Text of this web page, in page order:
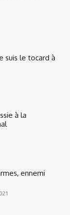
suis le tocard à
à la
ennemi